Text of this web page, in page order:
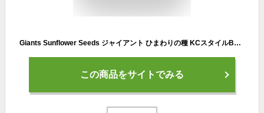
Giants Sunflower Seeds ジャイアント ひまわりの種 KCスタイルBBQ味 142g KC Style BBQ Flavored 5oz
この商品をサイトでみる